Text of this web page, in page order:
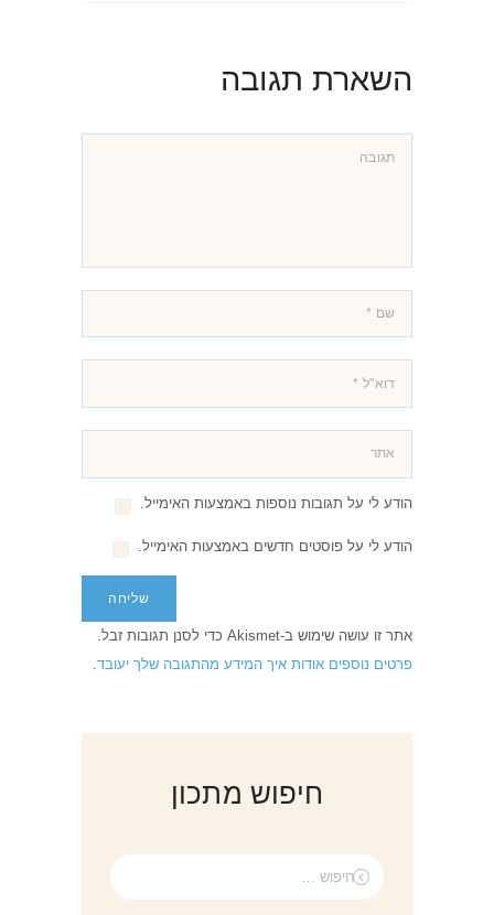
השארת תגובה
הודע לי על תגובות נוספות באמצעות האימייל.
הודע לי על פוסטים חדשים באמצעות האימייל.
אתר זו עושה שימוש ב-Akismet כדי לסנן תגובות זבל.
פרטים נוספים אודות איך המידע מהתגובה שלך יעובד
חיפוש מתכון
חיפוש: